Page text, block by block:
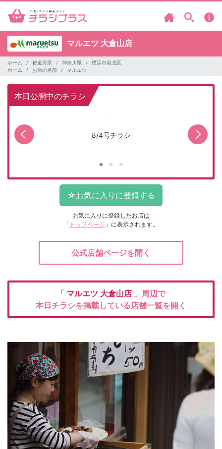
マルエツ 大倉山店
ホーム 都道府県 神奈川県
横浜市港北区
ホーム
お店の名前 マルエツ
本日公開中のチラシ
8/4号チラシ
お気に入りに登録したお店は
「 トップページ 」に表示されます。
公式店舗ページを開く
「 マルエツ 大倉山店 」周辺で
本日チラシを掲載している店舗一覧を開く